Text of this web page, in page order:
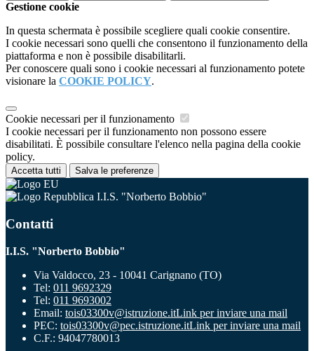
Gestione cookie
In questa schermata è possibile scegliere quali cookie consentire.
I cookie necessari sono quelli che consentono il funzionamento della
piattaforma e non è possibile disabilitarli.
Per conoscere quali sono i cookie necessari al funzionamento potete
visionare la COOKIE POLICY.
Cookie necessari per il funzionamento
I cookie necessari per il funzionamento non possono essere
disabilitati. È possibile consultare l'elenco nella pagina della cookie
policy.
Accetta tutti Salva le preferenze
I.I.S. "Norberto Bobbio"
Contatti
I.I.S. "Norberto Bobbio"
Via Valdocco, 23 - 10041 Carignano (TO)
Tel: 011 9692329
Tel: 011 9693002
Email: tois03300v@istruzione.itLink per inviare una mail
PEC: tois03300v@pec.istruzione.itLink per inviare una mail
C.F.: 94047780013